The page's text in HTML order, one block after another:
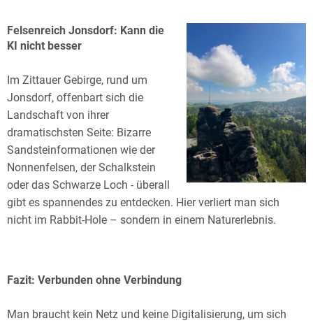
Felsenreich Jonsdorf: Kann die
KI nicht besser
Im Zittauer Gebirge, rund um
Jonsdorf, offenbart sich die
Landschaft von ihrer
dramatischsten Seite: Bizarre
Sandsteinformationen wie der
Nonnenfelsen, der Schalkstein
oder das Schwarze Loch - überall
gibt es spannendes zu entdecken. Hier verliert man sich
nicht im Rabbit-Hole – sondern in einem Naturerlebnis.
Fazit: Verbunden ohne Verbindung
Man braucht kein Netz und keine Digitalisierung, um sich